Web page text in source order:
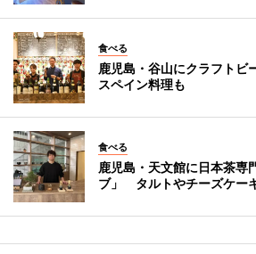
食べる
鹿児島・谷山にクラフトビ
スペイン料理も
食べる
鹿児島・天文館に日本茶専
ブ」 タルトやチーズケー